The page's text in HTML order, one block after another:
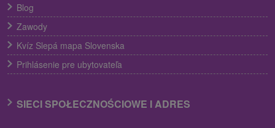
Blog
Zawody
Kvíz Slepá mapa Slovenska
Prihlásenie pre ubytovateľa
SIECI SPOŁECZNOŚCIOWE I ADRES